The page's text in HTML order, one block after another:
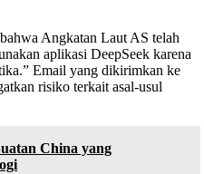
Angkatan Laut AS telah
aplikasi DeepSeek karena
Email yang dikirimkan ke
risiko terkait asal-usul
China yang